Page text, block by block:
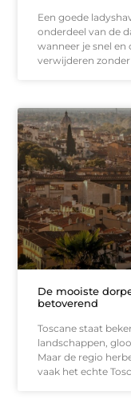
Een goede
onderdeel van de
wanneer je snel
verwijderen zonder
De mooiste
betoverend
Toscane staat
landschappen,
Maar de regio
vaak het echte